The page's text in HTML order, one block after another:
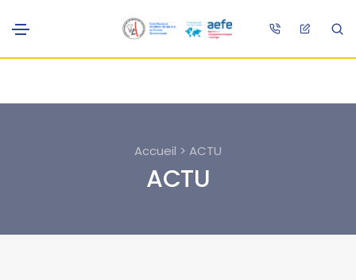
Accueil > ACTU
ACTU